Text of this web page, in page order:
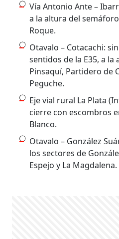
Vía Antonio Ante –
a la altura del
Roque.
Otavalo – Cotacachi:
sentidos de la E35, a la
Pinsaquí, Partidero de
Peguche.
Eje vial rural La Plata
cierre con escombros
Blanco.
Otavalo – González
los sectores de
Espejo y La Magdalena.